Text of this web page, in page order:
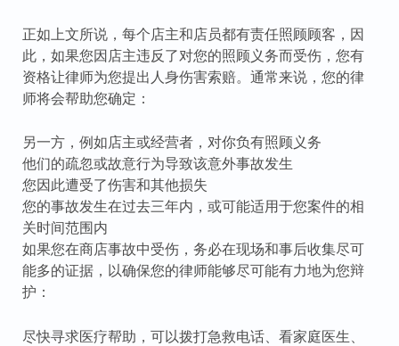
正如上文所说，每个店主和店员都有责任照顾顾客，因
此，如果您因店主违反了对您的照顾义务而受伤，您有
资格让律师为您提出人身伤害索赔。通常来说，您的律
师将会帮助您确定：
另一方，例如店主或经营者，对你负有照顾义务
他们的疏忽或故意行为导致该意外事故发生
您因此遭受了伤害和其他损失
您的事故发生在过去三年内，或可能适用于您案件的相
关时间范围内
如果您在商店事故中受伤，务必在现场和事后收集尽可
能多的证据，以确保您的律师能够尽可能有力地为您辩
护：
尽快寻求医疗帮助，可以拨打急救电话、看家庭医生、